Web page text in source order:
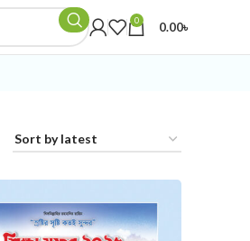
0 0.00৳